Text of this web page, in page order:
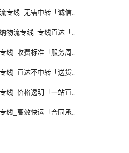
德化县到大理物流专线_无需中转「诚信为先」
德化县到西双版纳物流专线_专线直达「高效运输」
漳州到北京物流专线_收费标准「服务周到」
厦门到北京物流专线_直达不中转「送货到门」
深圳到北京物流专线_价格透明「一站直达」
广州到北京物流专线_高效快运「合同承运」